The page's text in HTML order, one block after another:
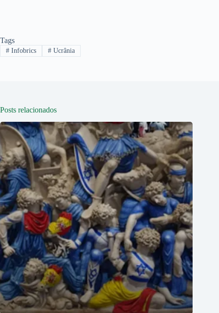
Tags
#Infobrics #Ucrânia
Posts relacionados